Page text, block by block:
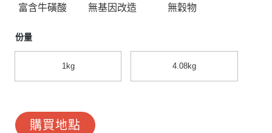
富含牛磺酸 無基因改造 無穀物
份量
1kg 4.08kg
購買地點